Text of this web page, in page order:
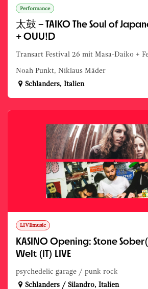
Performance
太鼓 – TAIKO The Soul of
+ OUU!D
Transart Festival 26 mit Masa-Daiko +
Noah Punkt, Niklaus Mäder
Schlanders, Italien
LIVEmusic
KASINO Opening: Stone
Welt (IT) LIVE
psychedelic garage / punk rock
Schlanders / Silandro, Italien